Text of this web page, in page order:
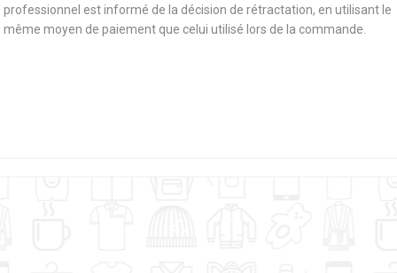
professionnel est informé de la décision de rétractation, en utilisant le
même moyen de paiement que celui utilisé lors de la commande.